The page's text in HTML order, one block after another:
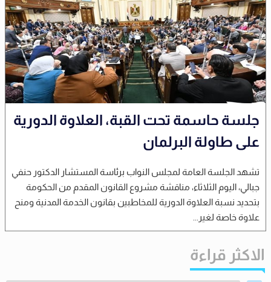
جلسة حاسمة تحت القبة، العلاوة الدورية
على طاولة البرلمان
تشهد الجلسة العامة لمجلس النواب برئاسة المستشار الدكتور حنفي
جبالي، اليوم الثلاثاء، مناقشة مشروع القانون المقدم من الحكومة
بتحديد نسبة العلاوة الدورية للمخاطبين بقانون الخدمة المدنية ومنح
علاوة خاصة لغير...
الاكثر قراءة